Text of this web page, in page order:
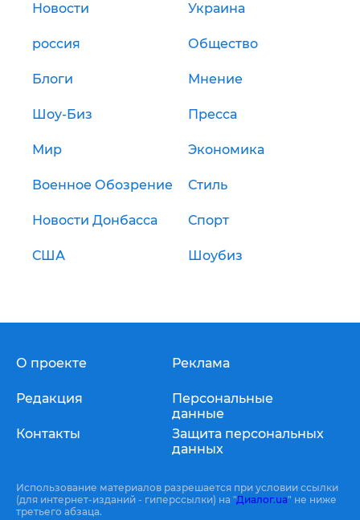
Новости Украина
россия Общество
Блоги Мнение
Шоу-Биз Пресса
Мир Экономика
Военное Обозрение Стиль
Новости Донбасса Спорт
США Шоубиз
О проекте
Редакция
Контакты
Реклама
Персональные
данные
Защита персональных
данных
Использование материалов разрешается при условии ссылки
(для интернет-изданий - гиперссылки) на "Диалог.ua" не ниже
третьего абзаца.